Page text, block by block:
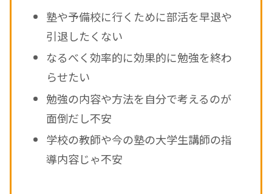
塾や予備校に行くために部活を早退や
引退したくない
なるべく効率的に効果的に勉強を終わ
らせたい
勉強の内容や方法を自分で考えるのが
面倒だし不安
学校の教師や今の塾の大学生講師の指
導内容じゃ不安